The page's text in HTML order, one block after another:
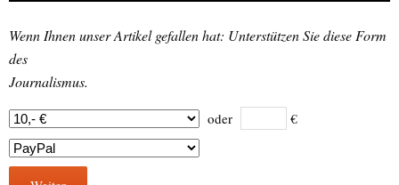
Wenn Ihnen unser Artikel gefallen hat: Unterstützen Sie diese Form
des
Journalismus.
oder €